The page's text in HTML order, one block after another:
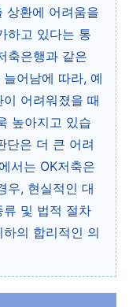
상환에 어려움을
하고 있다는 통
축은행과 같은
어남에 따라, 예
어려워졌을 때
높아지고 있습
단은 더 큰 어려
서는 OK저축은
우, 현실적인 대
및 법적 절차
의 합리적인 의